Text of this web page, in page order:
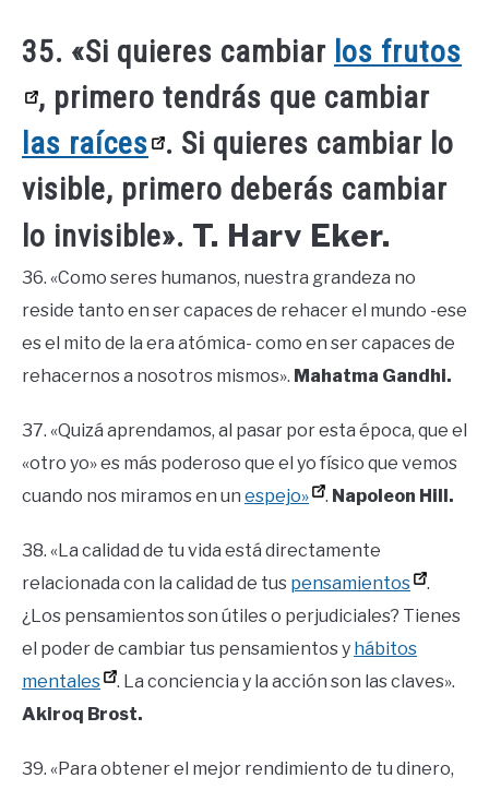
35. «Si quieres cambiar los frutos
, primero tendrás que cambiar
las raíces . Si quieres cambiar lo
visible, primero deberás cambiar
lo invisible». T. Harv Eker.
36. «Como seres humanos, nuestra grandeza no
reside tanto en ser capaces de rehacer el mundo -ese
es el mito de la era atómica- como en ser capaces de
rehacernos a nosotros mismos». Mahatma Gandhi.
37. «Quizá aprendamos, al pasar por esta época, que el
«otro yo» es más poderoso que el yo físico que vemos
cuando nos miramos en un espejo» . Napoleon Hill.
38. «La calidad de tu vida está directamente
relacionada con la calidad de tus pensamientos
.
¿Los pensamientos son útiles o perjudiciales? Tienes
el poder de cambiar tus pensamientos y hábitos
mentales
. La conciencia y la acción son las claves».
Akiroq Brost.
39. «Para obtener el mejor rendimiento de tu dinero,